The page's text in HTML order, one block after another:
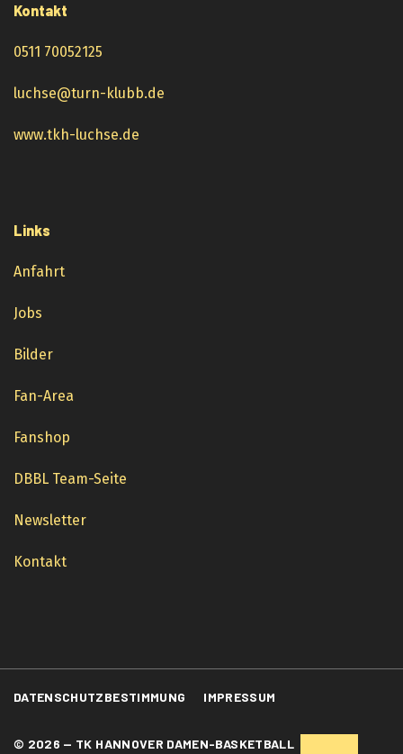
Kontakt
0511 70052125
luchse@turn-klubb.de
www.tkh-luchse.de
Links
Anfahrt
Jobs
Bilder
Fan-Area
Fanshop
DBBL Team-Seite
Newsletter
Kontakt
© 2026 — TK HANNOVER DAMEN-BASKETBALL
DATENSCHUTZBESTIMMUNG IMPRESSUM